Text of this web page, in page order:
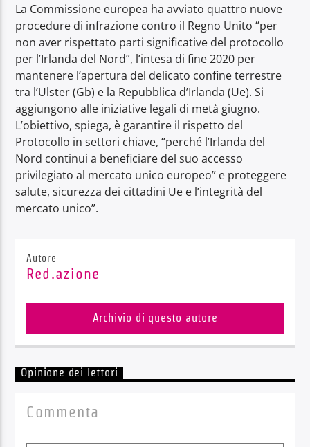
Radio Dolomiti
La Commissione europea ha avviato quattro nuove
procedure di infrazione contro il Regno Unito “per
non aver rispettato parti significative del protocollo
per l’Irlanda del Nord”, l’intesa di fine 2020 per
mantenere l’apertura del delicato confine terrestre
tra l’Ulster (Gb) e la Repubblica d’Irlanda (Ue). Si
aggiungono alle iniziative legali di metà giugno.
L’obiettivo, spiega, è garantire il rispetto del
Protocollo in settori chiave, “perché l’Irlanda del
Nord continui a beneficiare del suo accesso
privilegiato al mercato unico europeo” e proteggere
salute, sicurezza dei cittadini Ue e l’integrità del
mercato unico”.
Autore
Red.azione
Archivio di questo autore
Opinione dei lettori
Commenta